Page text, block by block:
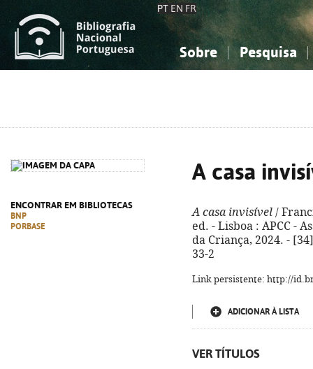
PT EN FR
Sobre Pesquisa
ENCONTRAR EM BIBLIOTECAS
BNP
PORBASE
A casa
A casa invisível /
ed. - Lisboa : APCC -
da Criança, 2024. -
33-2
Link persistente: http://
ADICIONAR À LISTA
VER TÍTULOS